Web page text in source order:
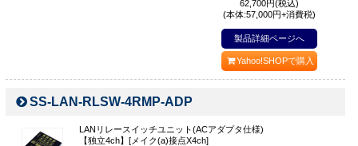
62,700円(税込)
(本体:57,000円+消費税)
製品詳細ページへ
Yahoo!SHOPで購入
SS-LAN-RLSW-4RMP-ADP
LANリレースイッチユニット(ACアダプタ仕様)
【独立4ch】[メイク(a)接点X4ch]